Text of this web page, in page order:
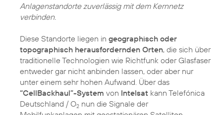
Anlagenstandorte zuverlässig mit dem Kernnetz
verbinden.
Diese Standorte liegen in geographisch oder
topographisch herausfordernden Orten, die sich über
traditionelle Technologien wie Richtfunk oder Glasfaser
entweder gar nicht anbinden lassen, oder aber nur
unter einem sehr hohen Aufwand. Über das
“CellBackhaul”-System von Intelsat kann Telefónica
Deutschland / O2 nun die Signale der